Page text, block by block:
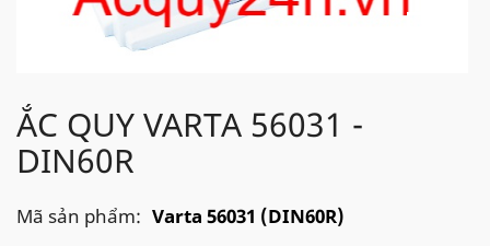
ẮC QUY VARTA 56031 -
DIN60R
Mã sản phẩm: Varta 56031 (DIN60R)